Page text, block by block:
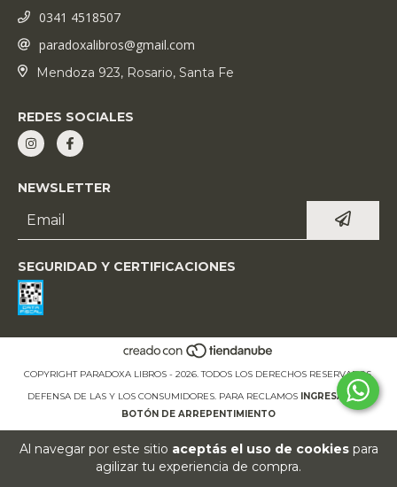
Al navegar por este sitio aceptás el uso de cookiespara
agilizar tu experiencia de compra.
0341 4518507
paradoxalibros@gmail.com
Mendoza 923, Rosario, Santa Fe
REDES SOCIALES
NEWSLETTER
SEGURIDAD Y CERTIFICACIONES
COPYRIGHT PARADOXA LIBROS - 2026. TODOS LOS DERECHOS RESERVADOS.
DEFENSA DE LAS Y LOS CONSUMIDORES. PARA RECLAMOS INGRESÁ ACÁ.
BOTÓN DE ARREPENTIMIENTO